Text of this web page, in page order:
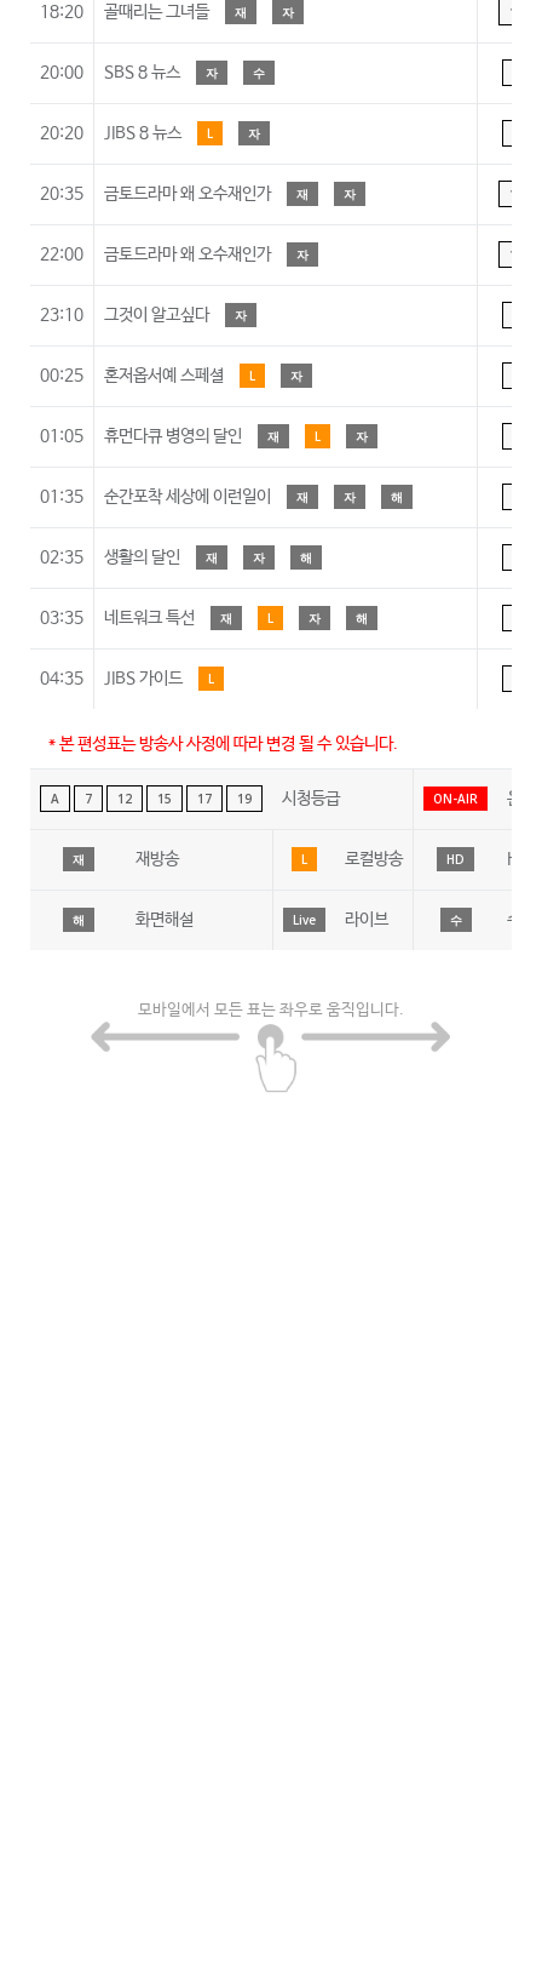
18:20 골때리는 그녀들 재 자 15
20:00 SBS 8 뉴스 자 수
20:20 JIBS 8 뉴스 L 자
20:35 금토드라마 왜 오수재인가 재 자 15
22:00 금토드라마 왜 오수재인가 자 15
23:10 그것이 알고싶다 자
00:25 혼저옵서예 스페셜 L 자
01:05 휴먼다큐 병영의 달인 재 L 자
01:35 순간포착 세상에 이런일이 재 자 해
02:35 생활의 달인 재 자 해
03:35 네트워크 특선 재 L 자 해
04:35 JIBS 가이드 L
* 본 편성표는 방송사 사정에 따라 변경 될 수 있습니다.
A 7 12 15 17 19 시청등급 ON-AIR 온에
재 재방송 L 로컬방송 HD HD
해 화면해설 Live 라이브 수 수어
모바일에서 모든 표는 좌우로 움직입니다.